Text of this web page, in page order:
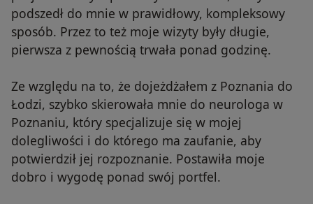
podszedł do mnie w prawidłowy, kompleksowy
sposób. Przez to też moje wizyty były długie,
pierwsza z pewnością trwała ponad godzinę.
Ze względu na to, że dojeżdżałem z Poznania do
Łodzi, szybko skierowała mnie do neurologa w
Poznaniu, który specjalizuje się w mojej
dolegliwości i do którego ma zaufanie, aby
potwierdził jej rozpoznanie. Postawiła moje
dobro i wygodę ponad swój portfel.